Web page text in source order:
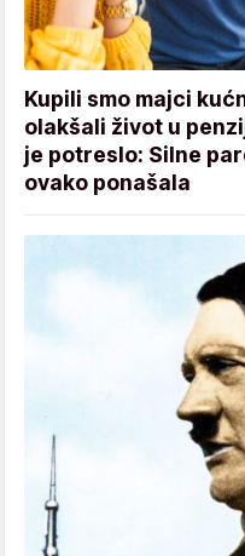
Kupili smo majci
olakšali život u
je potreslo: Silne
ovako ponašala